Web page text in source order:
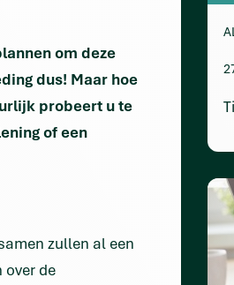
om deze
dus! Maar hoe
probeert u te
of een
zullen al een
over de